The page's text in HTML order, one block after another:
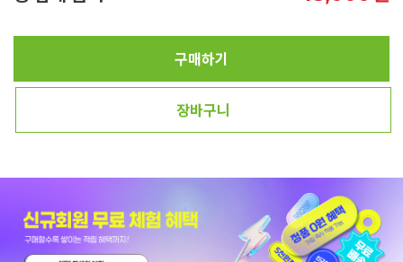
구매하기
장바구니